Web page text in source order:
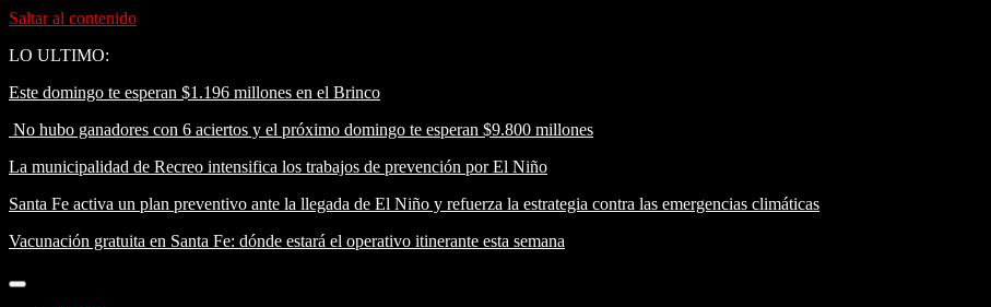
Saltar al contenido
LO ULTIMO:
Este domingo te esperan $1.196 millones en el Brinco
No hubo ganadores con 6 aciertos y el próximo domingo te esperan $9.800 millones
La municipalidad de Recreo intensifica los trabajos de prevención por El Niño
Santa Fe activa un plan preventivo ante la llegada de El Niño y refuerza la estrategia contra las emergencias climáticas
Vacunación gratuita en Santa Fe: dónde estará el operativo itinerante esta semana